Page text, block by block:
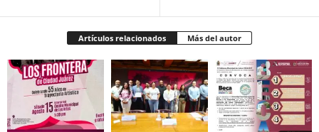
Artículos relacionados Más del autor